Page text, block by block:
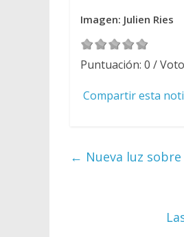
Imagen: Julien Ries
Puntuación: 0 /
Compartir esta
← Nueva luz